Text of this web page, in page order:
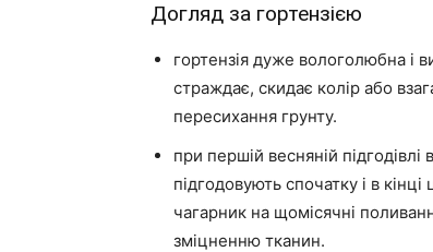
Догляд за гортензією
гортензія дуже вологолюбна і
страждає, скидає колір або
пересихання грунту.
при першій весняній
підгодовують спочатку і в
чагарник на щомісячні
зміцненню тканин.